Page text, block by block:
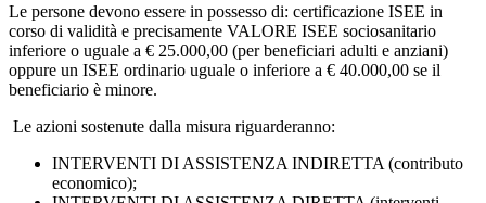
Le persone devono essere in possesso di: certificazione ISEE in
corso di validità e precisamente VALORE ISEE sociosanitario
inferiore o uguale a € 25.000,00 (per beneficiari adulti e anziani)
oppure un ISEE ordinario uguale o inferiore a € 40.000,00 se il
beneficiario è minore.
Le azioni sostenute dalla misura riguarderanno:
INTERVENTI DI ASSISTENZA INDIRETTA (contributo
economico);